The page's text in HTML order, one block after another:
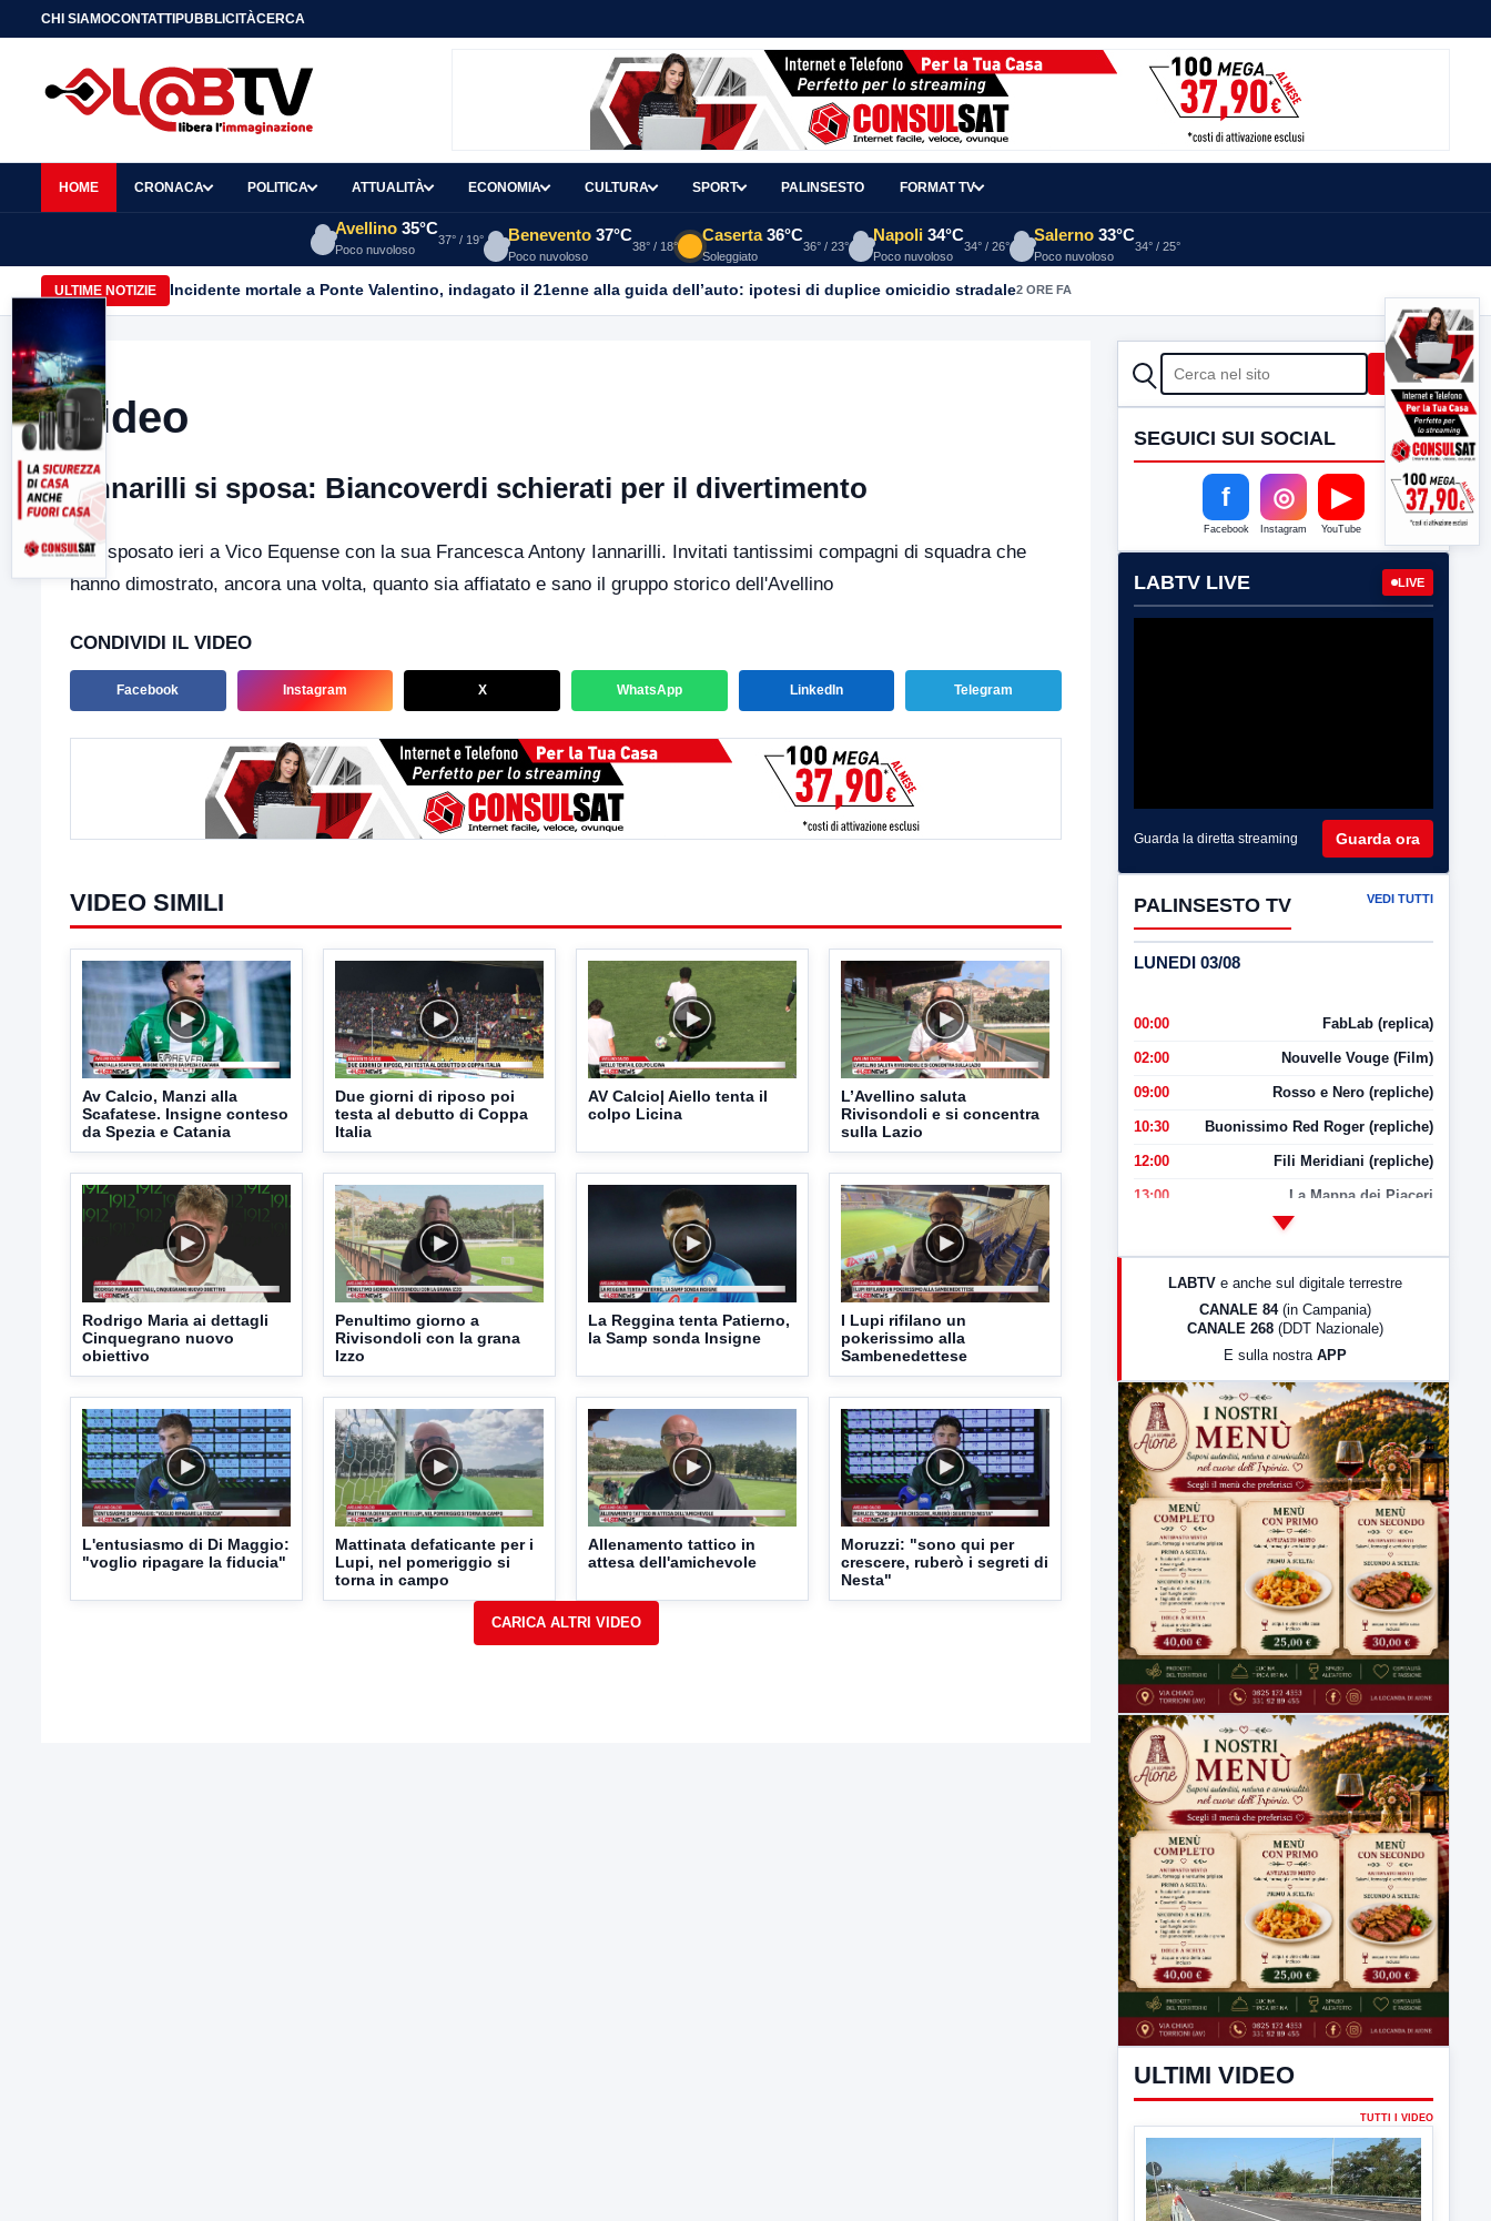
CHI SIAMOCONTATTIPUBBLICITÀCERCA
HOME CRONACA POLITICA ATTUALITÀ ECONOMIA CULTURA SPORT PALINSESTO FORMAT TV
Avellino 35°C
Poco nuvoloso
37° / 19° Benevento 37°C
Poco nuvoloso
38° / 18°
Caserta 36°C
Soleggiato
36° / 23°
Napoli 34°C
Poco nuvoloso
34° / 26°
Salerno 33°C
Poco nuvoloso
34° / 25°
ULTIME NOTIZIE Incidente mortale a Ponte Valentino, indagato il 21enne alla guida dell’auto: ipotesi di duplice omicidio stradale2 ORE FA
Video
Iannarilli si sposa: Biancoverdi schierati per il divertimento
Si è sposato ieri a Vico Equense con la sua Francesca Antony Iannarilli. Invitati tantissimi compagni di squadra che
hanno dimostrato, ancora una volta, quanto sia affiatato e sano il gruppo storico dell'Avellino
CONDIVIDI IL VIDEO
Facebook Instagram X WhatsApp LinkedIn Telegram
VIDEO SIMILI
Av Calcio, Manzi alla
Scafatese. Insigne conteso
da Spezia e Catania
Due giorni di riposo poi
testa al debutto di Coppa
Italia
AV Calcio| Aiello tenta il
colpo Licina
L’Avellino saluta
Rivisondoli e si concentra
sulla Lazio
Rodrigo Maria ai dettagli
Cinquegrano nuovo
obiettivo
Penultimo giorno a
Rivisondoli con la grana
Izzo
La Reggina tenta Patierno,
la Samp sonda Insigne
I Lupi rifilano un
pokerissimo alla
Sambenedettese
L'entusiasmo di Di Maggio:
"voglio ripagare la fiducia"
Mattinata defaticante per i
Lupi, nel pomeriggio si
torna in campo
Allenamento tattico in
attesa dell'amichevole
Moruzzi: "sono qui per
crescere, ruberò i segreti di
Nesta"
CERCA Cerca
SEGUICI SUI SOCIAL
f
Facebook
◎
Instagram
▶
YouTube
LABTV LIVE LIVE
Guarda la diretta streaming Guarda ora
PALINSESTO TV VEDI TUTTI
LUNEDI 03/08
00:00 FabLab (replica)
02:00 Nouvelle Vouge (Film)
09:00 Rosso e Nero (repliche)
10:30 Buonissimo Red Roger (repliche)
12:00 Fili Meridiani (repliche)
13:00 La Mappa dei Piaceri
LabNews (Diretta)
23:00 LabNews (replica)
LABTV e anche sul digitale terrestre
CANALE 84 (in Campania)
CANALE 268 (DDT Nazionale)
E sulla nostra APP
ULTIMI VIDEO
TUTTI I VIDEO